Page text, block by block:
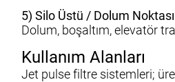
5) Silo Üstü / Dolum
Dolum, boşaltım, elevatör
Kullanım Alanları
Jet pulse filtre sistemleri;